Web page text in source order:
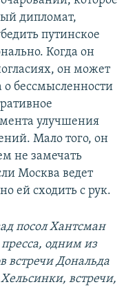
дипломат,
путинское
Когда он
он может
о бессмысленности
улучшения
Мало того, он
не замечать
Москва ведет
ей сходить с рук.
посол Хантсман
одним из
встречи Дональда
встречи,